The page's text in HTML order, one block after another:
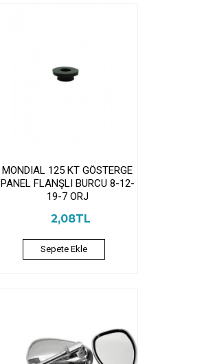
MONDIAL 125 KT GÖSTERGE
PANEL FLANŞLI BURCU 8-12-
19-7 ORJ
2,08TL
Sepete Ekle